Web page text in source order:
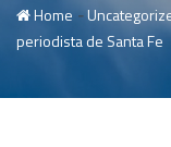
Home -
periodista de Santa Fe